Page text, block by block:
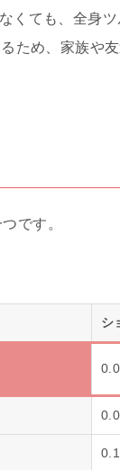
くても、全身ツ
ため、家族や
です。
シ